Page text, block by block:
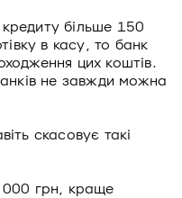
більше 150
в касу, то банк
цих коштів.
не завжди можна
скасовує такі
грн, краще